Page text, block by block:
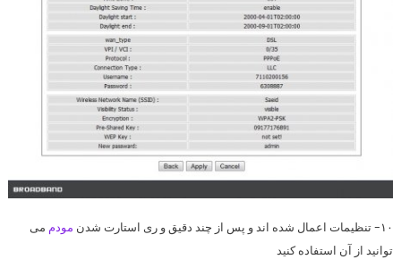
۱۰- تنظیمات اعمال شده اند و پس از چند دقیق و ری استارت شدن مودممی
توانید از آن استفاده کنید